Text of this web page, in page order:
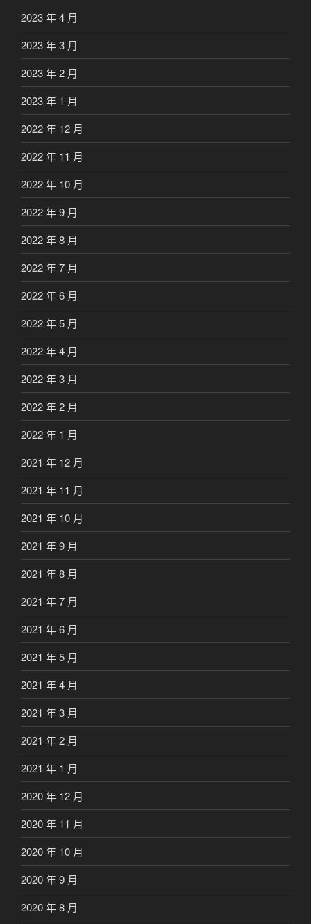
2023 年 4 月
2023 年 3 月
2023 年 2 月
2023 年 1 月
2022 年 12 月
2022 年 11 月
2022 年 10 月
2022 年 9 月
2022 年 8 月
2022 年 7 月
2022 年 6 月
2022 年 5 月
2022 年 4 月
2022 年 3 月
2022 年 2 月
2022 年 1 月
2021 年 12 月
2021 年 11 月
2021 年 10 月
2021 年 9 月
2021 年 8 月
2021 年 7 月
2021 年 6 月
2021 年 5 月
2021 年 4 月
2021 年 3 月
2021 年 2 月
2021 年 1 月
2020 年 12 月
2020 年 11 月
2020 年 10 月
2020 年 9 月
2020 年 8 月